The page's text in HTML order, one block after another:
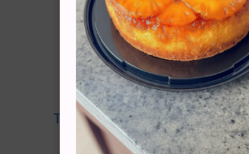
Torta De Vainilla Para Día De